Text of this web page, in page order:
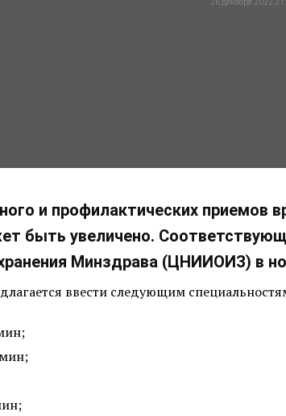
26 декабря 2022
и профилактических
быть увеличено.
Минздрава (ЦНИИОИЗ) в
ввести следующим